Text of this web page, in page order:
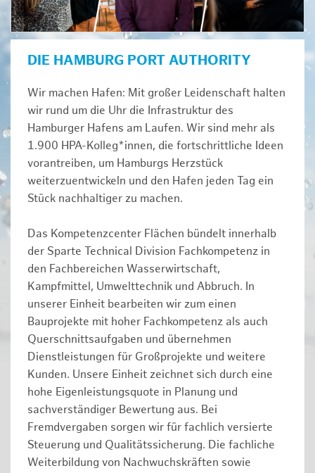
DIE HAMBURG PORT AUTHORITY
Wir machen Hafen: Mit großer Leidenschaft halten
wir rund um die Uhr die Infrastruktur des
Hamburger Hafens am Laufen. Wir sind mehr als
1.900 HPA-Kolleg*innen, die fortschrittliche Ideen
vorantreiben, um Hamburgs Herzstück
weiterzuentwickeln und den Hafen jeden Tag ein
Stück nachhaltiger zu machen.
Das Kompetenzcenter Flächen bündelt innerhalb
der Sparte Technical Division Fachkompetenz in
den Fachbereichen Wasserwirtschaft,
Kampfmittel, Umwelttechnik und Abbruch. In
unserer Einheit bearbeiten wir zum einen
Bauprojekte mit hoher Fachkompetenz als auch
Querschnittsaufgaben und übernehmen
Dienstleistungen für Großprojekte und weitere
Kunden. Unsere Einheit zeichnet sich durch eine
hohe Eigenleistungsquote in Planung und
sachverständiger Bewertung aus. Bei
Fremdvergaben sorgen wir für fachlich versierte
Steuerung und Qualitätssicherung. Die fachliche
Weiterbildung von Nachwuchskräften sowie